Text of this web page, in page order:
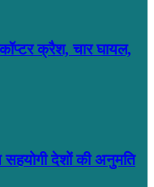
क्रैश, चार घायल,
सहयोगी देशों की अनुमति